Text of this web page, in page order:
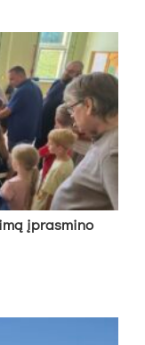
įpras­mi­no